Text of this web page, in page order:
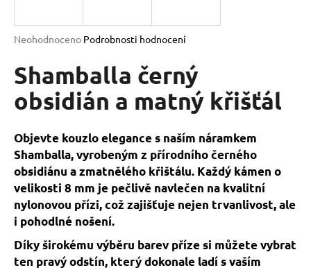
Průměrné
produktu
je
z
hvězdiček.
Neohodnoceno Podrobnosti hodnocení
Shamballa černý
obsidián a matný křišťál
Objevte kouzlo elegance s naším náramkem
Shamballa, vyrobeným z přírodního černého
obsidiánu a zmatnělého křištálu. Každý kámen o
velikosti 8 mm je pečlivě navlečen na kvalitní
nylonovou přízi, což zajišťuje nejen trvanlivost, ale
i pohodlné nošení.
Díky širokému výběru barev příze si můžete vybrat
ten pravý odstín, který dokonale ladí s vaším
j
t
?
HLEDAT
D
o
p